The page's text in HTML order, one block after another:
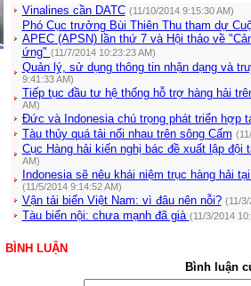
Vinalines cần DATC (11/10/2014 9:15:30 AM)
Phó Cục trưởng Bùi Thiên Thu tham dự
APEC (APSN) lần thứ 7 và Hội thảo về
ứng" (11/7/2014 10:23:23 AM)
Quản lý, sử dụng thông tin nhận dạng và
9:41:33 AM)
Tiếp tục đầu tư hệ thống hỗ trợ hàng hải
AM)
Đức và Indonesia chú trọng phát triển hợp
Tàu thủy quá tải nối nhau trên sông Cấm
Cục Hàng hải kiến nghị bác đề xuất lập đội
AM)
Indonesia sẽ nêu khái niệm trục hàng hải
(11/5/2014 9:14:52 AM)
Vận tải biển Việt Nam: vì đâu nên nỗi? (11/
Tàu biển nội: chưa mạnh đã già (11/3/2014
BÌNH LUẬN
Bình luận